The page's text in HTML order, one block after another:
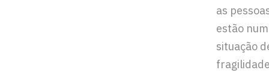
as
estão
situação